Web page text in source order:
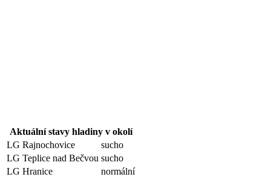
Aktuální stavy hladiny v okolí
LG Rajnochovice
sucho
LG Teplice nad Bečvou sucho
LG Hranice
normální